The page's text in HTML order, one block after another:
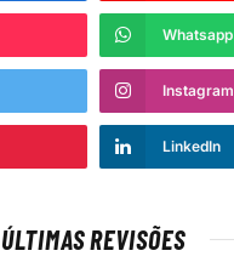
Whatsapp
Instagram
LinkedIn
ÚLTIMAS REVISÕES